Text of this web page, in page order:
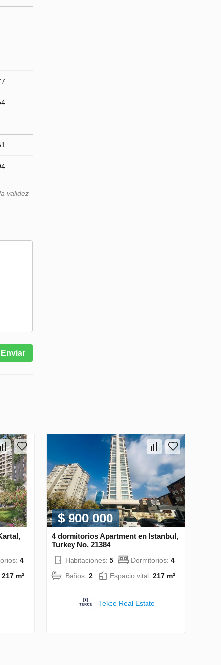
validez
Enviar
4
217 m²
$ 900 000
4 dormitorios Apartment en Istanbul,
Turkey No. 21384
Habitaciones: 5 Dormitorios: 4
Baños: 2 Espacio vital: 217 m²
Tekce Real Estate